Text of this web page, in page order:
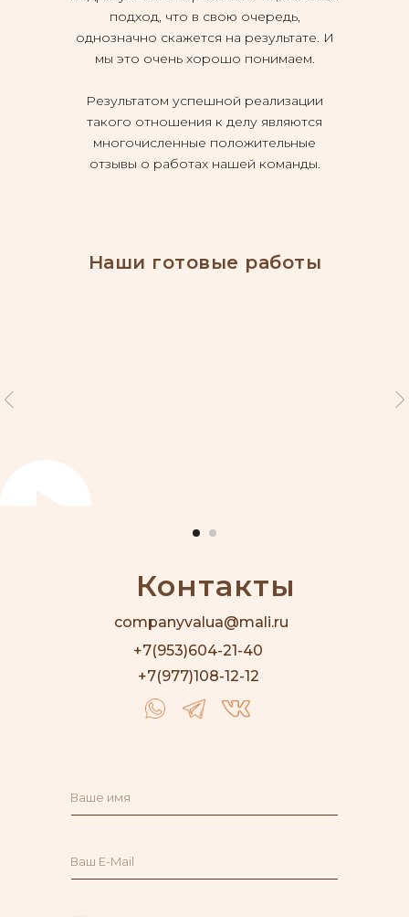
подход, что в свою очередь,
однозначно скажется на результате. И
мы это очень хорошо понимаем.
Результатом успешной реализации
такого отношения к делу являются
многочисленные положительные
отзывы о работах нашей команды.
Наши готовые работы
Контакты
companyvalua@mali.ru
+7(953)604-21-40
+7(977)108-12-12